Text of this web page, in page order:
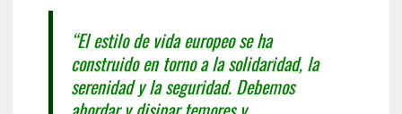
“El estilo de vida europeo se ha
construido en torno a la solidaridad, la
serenidad y la seguridad. Debemos